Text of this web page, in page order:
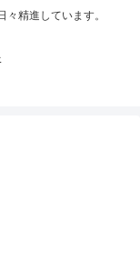
精進しています。